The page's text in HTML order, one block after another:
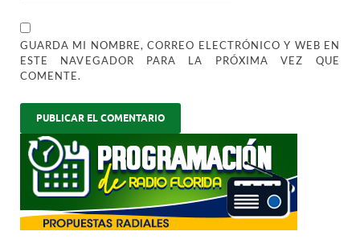
GUARDA MI NOMBRE, CORREO ELECTRÓNICO Y WEB EN
ESTE NAVEGADOR PARA LA PRÓXIMA VEZ QUE
COMENTE.